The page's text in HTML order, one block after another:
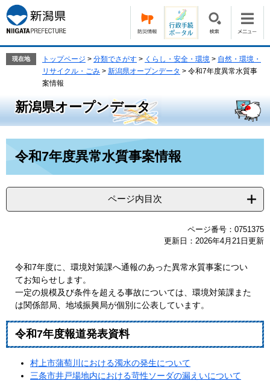
ー
ジ
の
ニ
ュ
ー
現在地 トップページ > 分類でさがす > くらし・安全・環境 > 自然・環境・
リサイクル・ごみ > 新潟県オープンデータ > 令和7年度異常水質事
案情報
新潟県オープンデータ
令和7年度異常水質事案情報
ページ内目次
ページ番号：0751375
更新日：2026年4月21日更新
令和7年度に、環境対策課へ通報のあった異常水質事案につい
てお知らせします。
一定の規模及び条件を超える事故については、環境対策課また
は関係部局、地域振興局が個別に公表しています。
令和7年度報道発表資料
村上市蒲萄川における濁水の発生について
三条市井戸場地内における苛性ソーダの漏えいについて